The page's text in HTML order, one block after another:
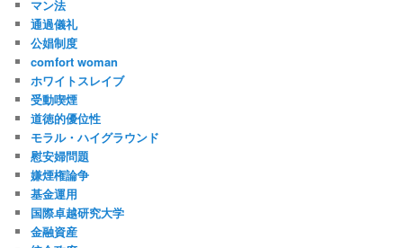
マン法
通過儀礼
公娼制度
comfort woman
ホワイトスレイブ
受動喫煙
道徳的優位性
モラル・ハイグラウンド
慰安婦問題
嫌煙権論争
基金運用
国際卓越研究大学
金融資産